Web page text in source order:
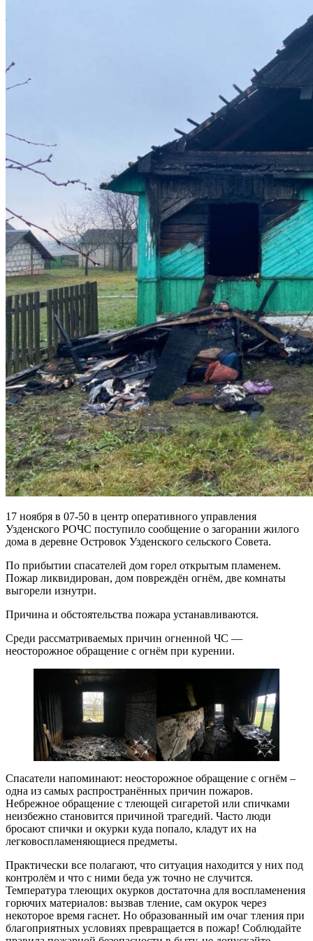
17 ноября в 07-50 в центр оперативного управления
Узденского РОЧС поступило сообщение о загорании жилого
дома в деревне Островок Узденского сельского Совета.
По прибытии спасателей дом горел открытым пламенем.
Пожар ликвидирован, дом повреждён огнём, две комнаты
выгорели изнутри.
Причина и обстоятельства пожара устанавливаются.
Среди рассматриваемых причин огненной ЧС —
неосторожное обращение с огнём при курении.
Спасатели напоминают: неосторожное обращение с огнём –
одна из самых распространённых причин пожаров.
Небрежное обращение с тлеющей сигаретой или спичками
неизбежно становится причиной трагедий. Часто люди
бросают спички и окурки куда попало, кладут их на
легковоспламеняющиеся предметы.
Практически все полагают, что ситуация находится у них под
контролём и что с ними беда уж точно не случится.
Температура тлеющих окурков достаточна для воспламенения
горючих материалов: вызвав тление, сам окурок через
некоторое время гаснет. Но образованный им очаг тления при
благоприятных условиях превращается в пожар! Соблюдайте